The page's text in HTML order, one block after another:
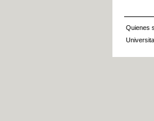
Quienes